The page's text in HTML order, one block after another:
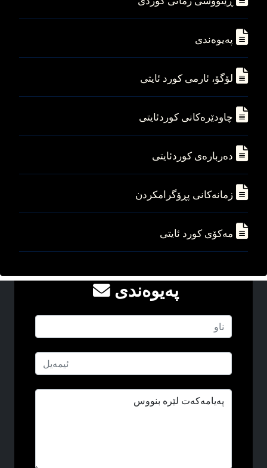
په‌یوه‌ندی
لۆگۆ، ئارمی کورد ئایتی
چاودێره‌کانی کوردئایتی
ده‌رباره‌ی کوردئایتی
زمانه‌کانی پڕۆگرامکردن
مه‌کۆی کورد ئایتی
په‌یوه‌ندی